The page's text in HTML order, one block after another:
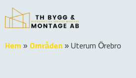
Hem » Områden » Uterum Örebro